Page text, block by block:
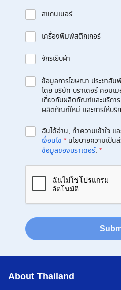
สแกนเนอร์
เครื่องพิมพ์สติกเกอร์
จักรเย็บผ้า
ข้อมูลการโฆษณา ประชาสั
โดย บริษัท บราเดอร์ คอมเ
เกี่ยวกับผลิตภัณฑ์และบริกา
ผลิตภัณฑ์ใหม่ และการให้บริ
ฉันได้อ่าน, ทำความเข้าใจ แ
เงื่อนไข * นโยบายความเป็น
ข้อมูลของบราเดอร์. *
About Thailand